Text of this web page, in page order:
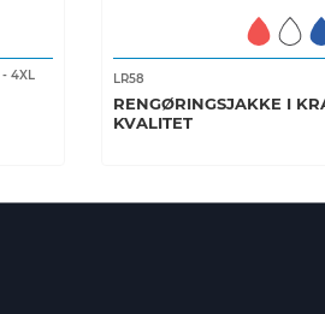
- 4XL LR58
RENGØRINGSJAKKE I
KVALITET